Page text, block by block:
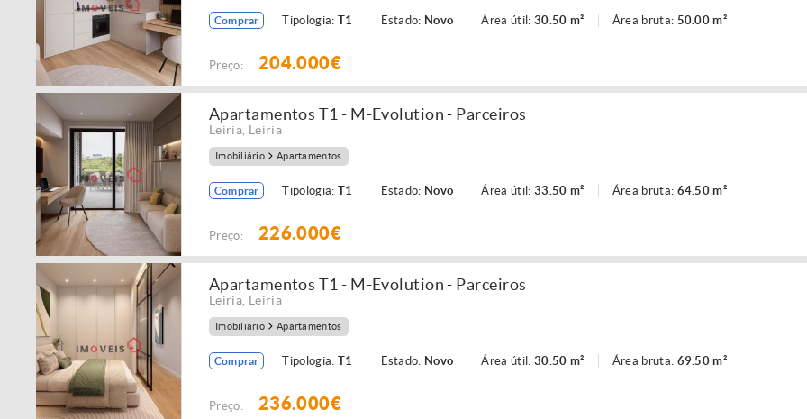
Comprar Tipologia: T1 Estado: Novo Área útil: 30.50 m² Área bruta: 50.00 m²
Preço: 204.000€
Apartamentos T1 - M-Evolution - Parceiros
Leiria Leiria
Imobiliário Apartamentos
Comprar Tipologia: T1 Estado: Novo Área útil: 33.50 m² Área bruta: 64.50 m²
Preço: 226.000€
Apartamentos T1 - M-Evolution - Parceiros
Leiria Leiria
Imobiliário Apartamentos
Comprar Tipologia: T1 Estado: Novo Área útil: 30.50 m² Área bruta: 69.50 m²
Preço: 236.000€